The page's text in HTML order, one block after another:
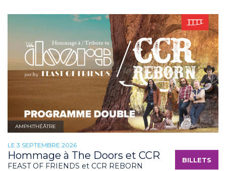
AMPHITHÉÂTRE
LE 3 SEPTEMBRE 2026
Hommage à The Doors et CCR
FEAST OF FRIENDS et CCR REBORN
BILLETS